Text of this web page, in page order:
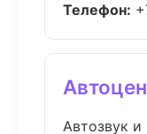
Телефон:
Автозвук